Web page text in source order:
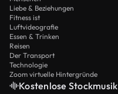
Liebe & Beziehungen
Fitness ist
Luftvideografie
Essen & Trinken
Reisen
Der Transport
Technologie
Zoom virtuelle Hintergründe
Kostenlose Stockmusik